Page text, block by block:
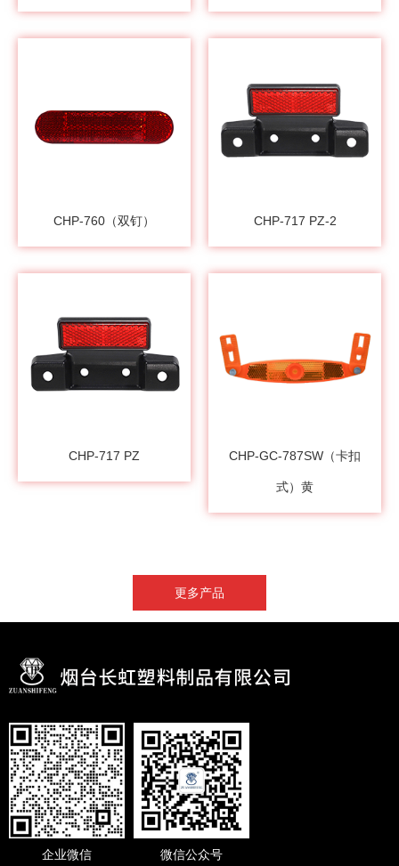
CHP-760（双钉） CHP-717 PZ-2
CHP-717 PZ CHP-GC-787SW（卡扣
式）黄
更多产品
企业微信 微信公众号